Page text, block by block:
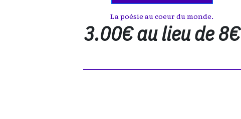
La poésie au coeur du monde.
3.00€ au lieu de 8€